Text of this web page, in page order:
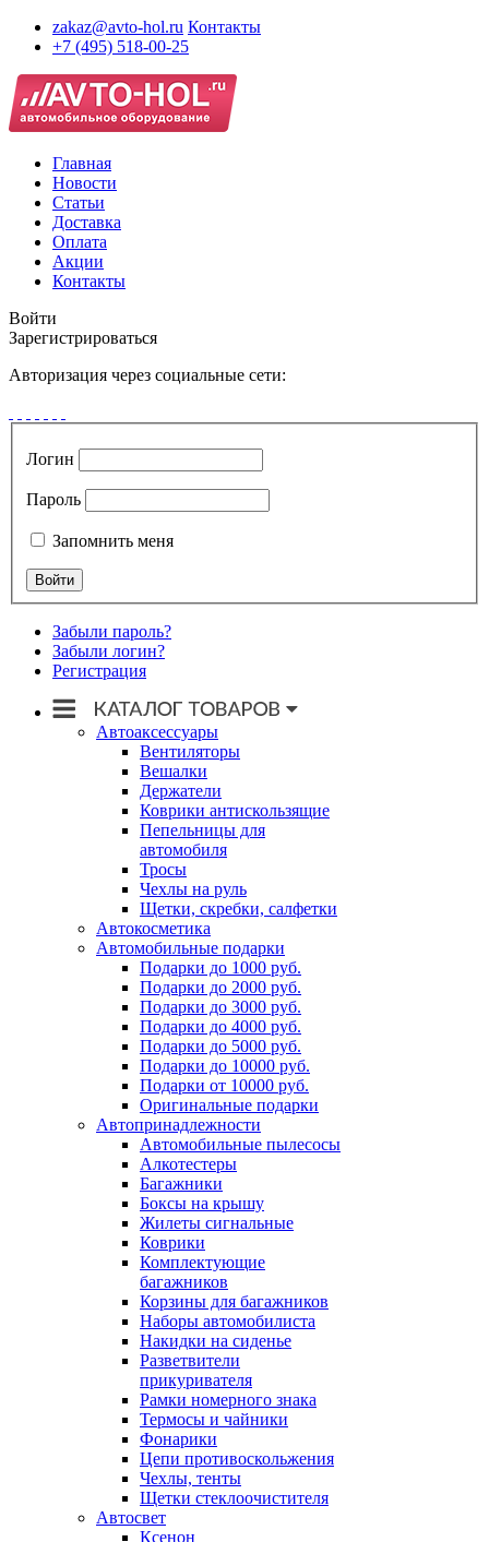
zakaz@avto-hol.ru Контакты
+7 (495) 518-00-25
Главная
Новости
Статьи
Доставка
Оплата
Акции
Контакты
Войти
Зарегистрироваться
Авторизация через социальные сети:
Логин
Пароль
Запомнить меня
Забыли пароль?
Забыли логин?
Регистрация
Автоаксессуары
Вентиляторы
Вешалки
Держатели
Коврики антискользящие
Пепельницы для
автомобиля
Тросы
Чехлы на руль
Щетки, скребки, салфетки
Автокосметика
Автомобильные подарки
Подарки до 1000 руб.
Подарки до 2000 руб.
Подарки до 3000 руб.
Подарки до 4000 руб.
Подарки до 5000 руб.
Подарки до 10000 руб.
Подарки от 10000 руб.
Оригинальные подарки
Автопринадлежности
Автомобильные пылесосы
Алкотестеры
Багажники
Боксы на крышу
Жилеты сигнальные
Коврики
Комплектующие
багажников
Корзины для багажников
Наборы автомобилиста
Накидки на сиденье
Разветвители
прикуривателя
Рамки номерного знака
Термосы и чайники
Фонарики
Цепи противоскольжения
Чехлы, тенты
Щетки стеклоочистителя
Автосвет
Ксенон